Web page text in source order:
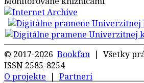
© 2017-2026 Bookfan | Všetky
ISSN 2585-8254
O projekte | Partneri